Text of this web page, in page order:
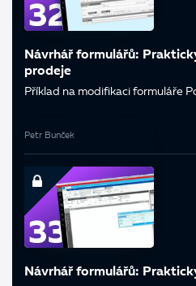
Návrhář formulářů:
prodeje
Příklad na modifikaci formuláře
Petr Bunček
Návrhář formulářů: